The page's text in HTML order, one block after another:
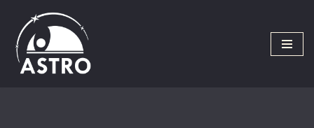
Saltar
al
contenido